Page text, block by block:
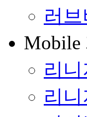
러브
Mobile
리
리